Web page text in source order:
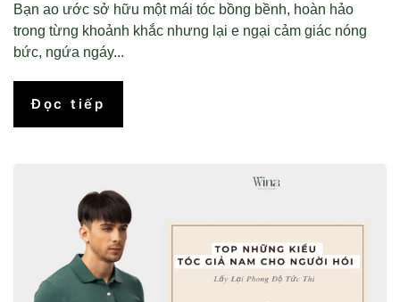
Bạn ao ước sở hữu một mái tóc bồng bềnh, hoàn hảo
trong từng khoảnh khắc nhưng lại e ngại cảm giác nóng
bức, ngứa ngáy...
Đọc tiếp